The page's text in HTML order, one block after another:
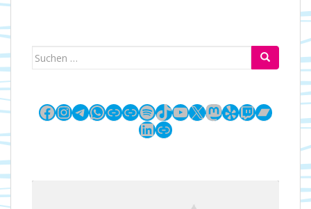
Suchen
Facebook
Instagram
Telegram
WhatsApp
LinkLinkSpotify
TikTok
YouTube
X Mastodon
YelpTwitch
LinkedIn
Link